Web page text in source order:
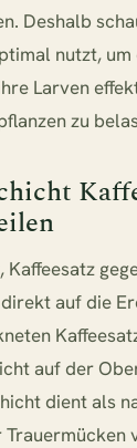
Deshalb
nutzt, um
Larven
zu
Kaffeesatz
auf die
auf der
dient als
Trauermücken